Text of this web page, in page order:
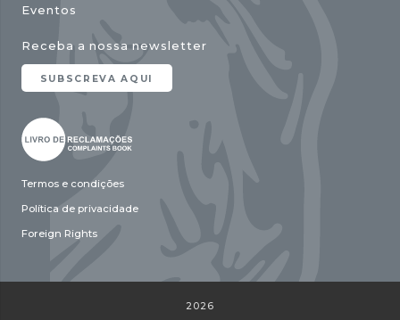
Eventos
Receba a nossa newsletter
SUBSCREVA AQUI
Termos e condições
Política de privacidade
Foreign Rights
2026